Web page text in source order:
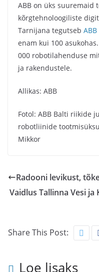
ABB on üks suuremaid
kõrgtehnoloogiliste
Tarnijana tegutseb
enam kui 100
000 robotilahenduse
ja rakendustele.
Allikas: ABB
Fotol: ABB Balti riikide
robotliinide
Mikkor
Radooni levikust,
Vaidlus Tallinna Vesi
Share This Post:
Loe lisaks